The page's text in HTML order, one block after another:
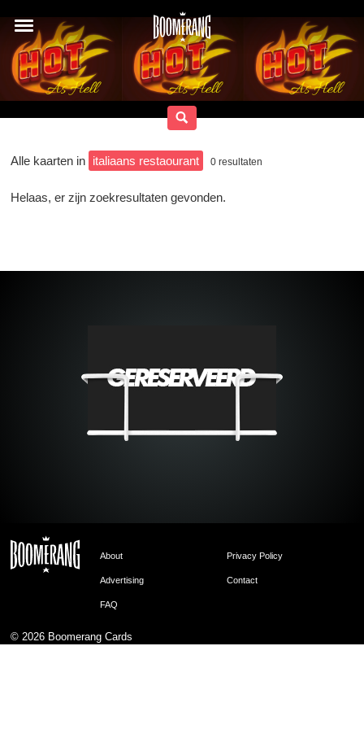
Alle kaarten in italiaans restaourant 0 resultaten
Helaas, er zijn zoekresultaten gevonden.
About Privacy Policy
Advertising Contact
FAQ
© 2026 Boomerang Cards